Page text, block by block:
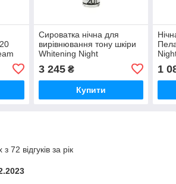
Сироватка нічна для
вирівнювання тону шкіри
Whitening Night
Concentrate HISTOMER,
30 мл
3 245₴
Купити
1
72 відгуків за рік